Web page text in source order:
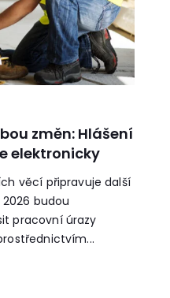
změn: Hlášení
elektronicky
věcí připravuje další
budou
pracovní úrazy